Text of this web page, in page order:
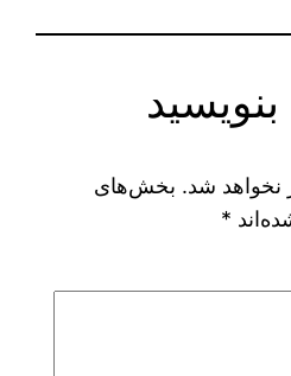
بنویسید
نخواهد شد. بخش‌های
*